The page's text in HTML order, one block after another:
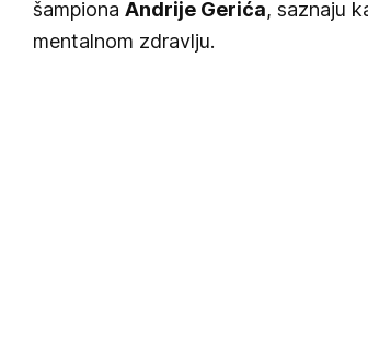
šampiona Andrije Gerića, saznaju
mentalnom zdravlju.